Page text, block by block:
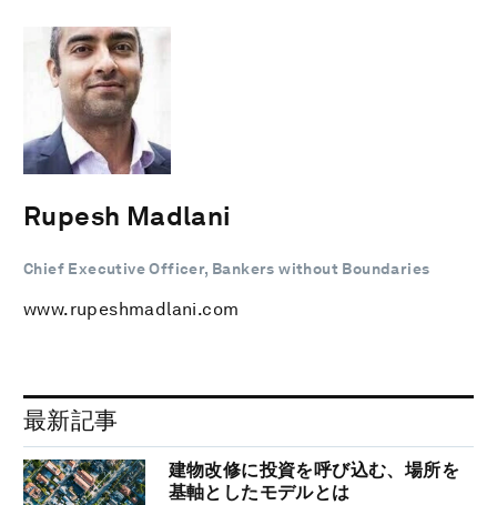
Rupesh Madlani
Chief Executive Officer, Bankers without Boundaries
www.rupeshmadlani.com
最新記事
建物改修に投資を呼び込む、場所を
基軸としたモデルとは